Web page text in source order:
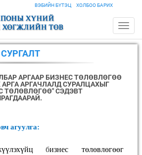
ВЭБИЙН БҮТЭЦ ХОЛБОО БАРИХ
АРГААР БИЗНЕС ТӨЛӨВЛӨГӨӨ
АРГАЧЛАЛД СУРАЛЦАХЫГ
ТӨЛӨВЛӨГӨӨ" СЭДЭВТ
агуулга:
бизнес төлөвлөгөөг